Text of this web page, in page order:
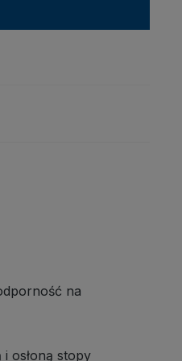
na
osłoną stopy